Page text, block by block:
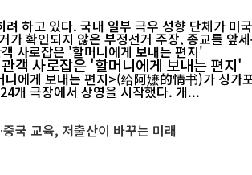
하고 있다. 국내 일부 극우 성향 단체가
가 확인되지 않은 부정선거 주장, 종교를 앞
사로잡은 '할머니에게 보내는 편지'
내는 편지>(给阿嬷的情书)가 싱가포르에서 개봉과
개 극장에서 상영을 시작했다. 개...